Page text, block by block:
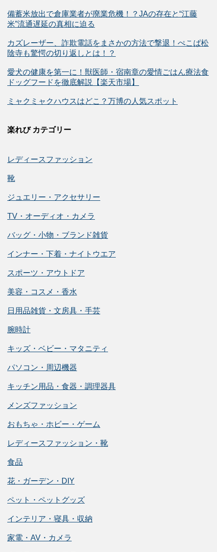
備蓄米放出で倉庫業者が廃業危機！？JAの存在と“江藤
米”流通遅延の真相に迫る
カズレーザー、詐欺電話をまさかの方法で撃退！ぺこぱ松
陰寺も驚愕の切り返しとは！？
愛犬の健康を第一に！獣医師・宿南章の愛情ごはん療法食
ドッグフードを徹底解説【楽天市場】
ミャクミャクハウスはどこ？万博の人気スポット
楽れび カテゴリー
レディースファッション
靴
ジュエリー・アクセサリー
TV・オーディオ・カメラ
バッグ・小物・ブランド雑貨
インナー・下着・ナイトウエア
スポーツ・アウトドア
美容・コスメ・香水
日用品雑貨・文房具・手芸
腕時計
キッズ・ベビー・マタニティ
パソコン・周辺機器
キッチン用品・食器・調理器具
メンズファッション
おもちゃ・ホビー・ゲーム
レディースファッション・靴
食品
花・ガーデン・DIY
ペット・ペットグッズ
インテリア・寝具・収納
家電・AV・カメラ